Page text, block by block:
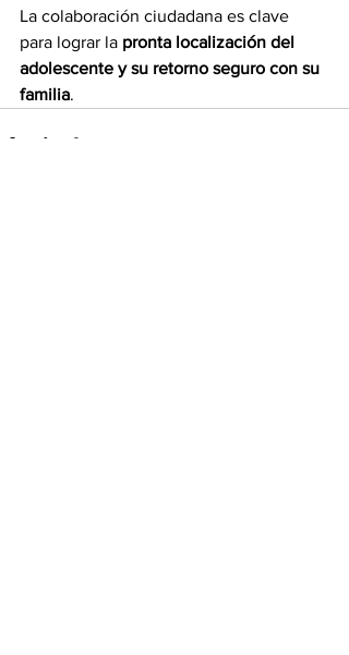
La colaboración ciudadana es clave
para lograr la pronta localización del
adolescente y su retorno seguro con su
familia.